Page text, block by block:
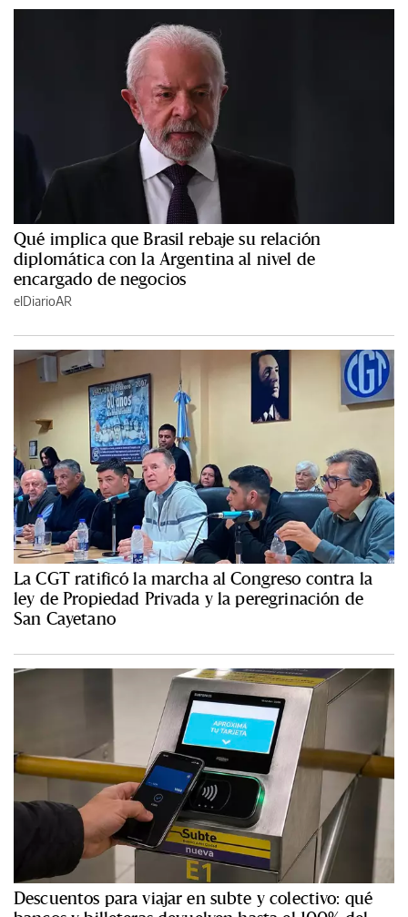
Qué implica que Brasil rebaje su relación
diplomática con la Argentina al nivel de
encargado de negocios
elDiarioAR
La CGT ratificó la marcha al Congreso contra la
ley de Propiedad Privada y la peregrinación de
San Cayetano
Descuentos para viajar en subte y colectivo: qué